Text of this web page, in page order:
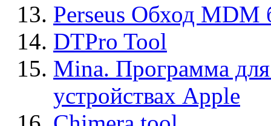
Perseus Обход MDM
DTPro Tool
Mina. Программа
устройствах Apple